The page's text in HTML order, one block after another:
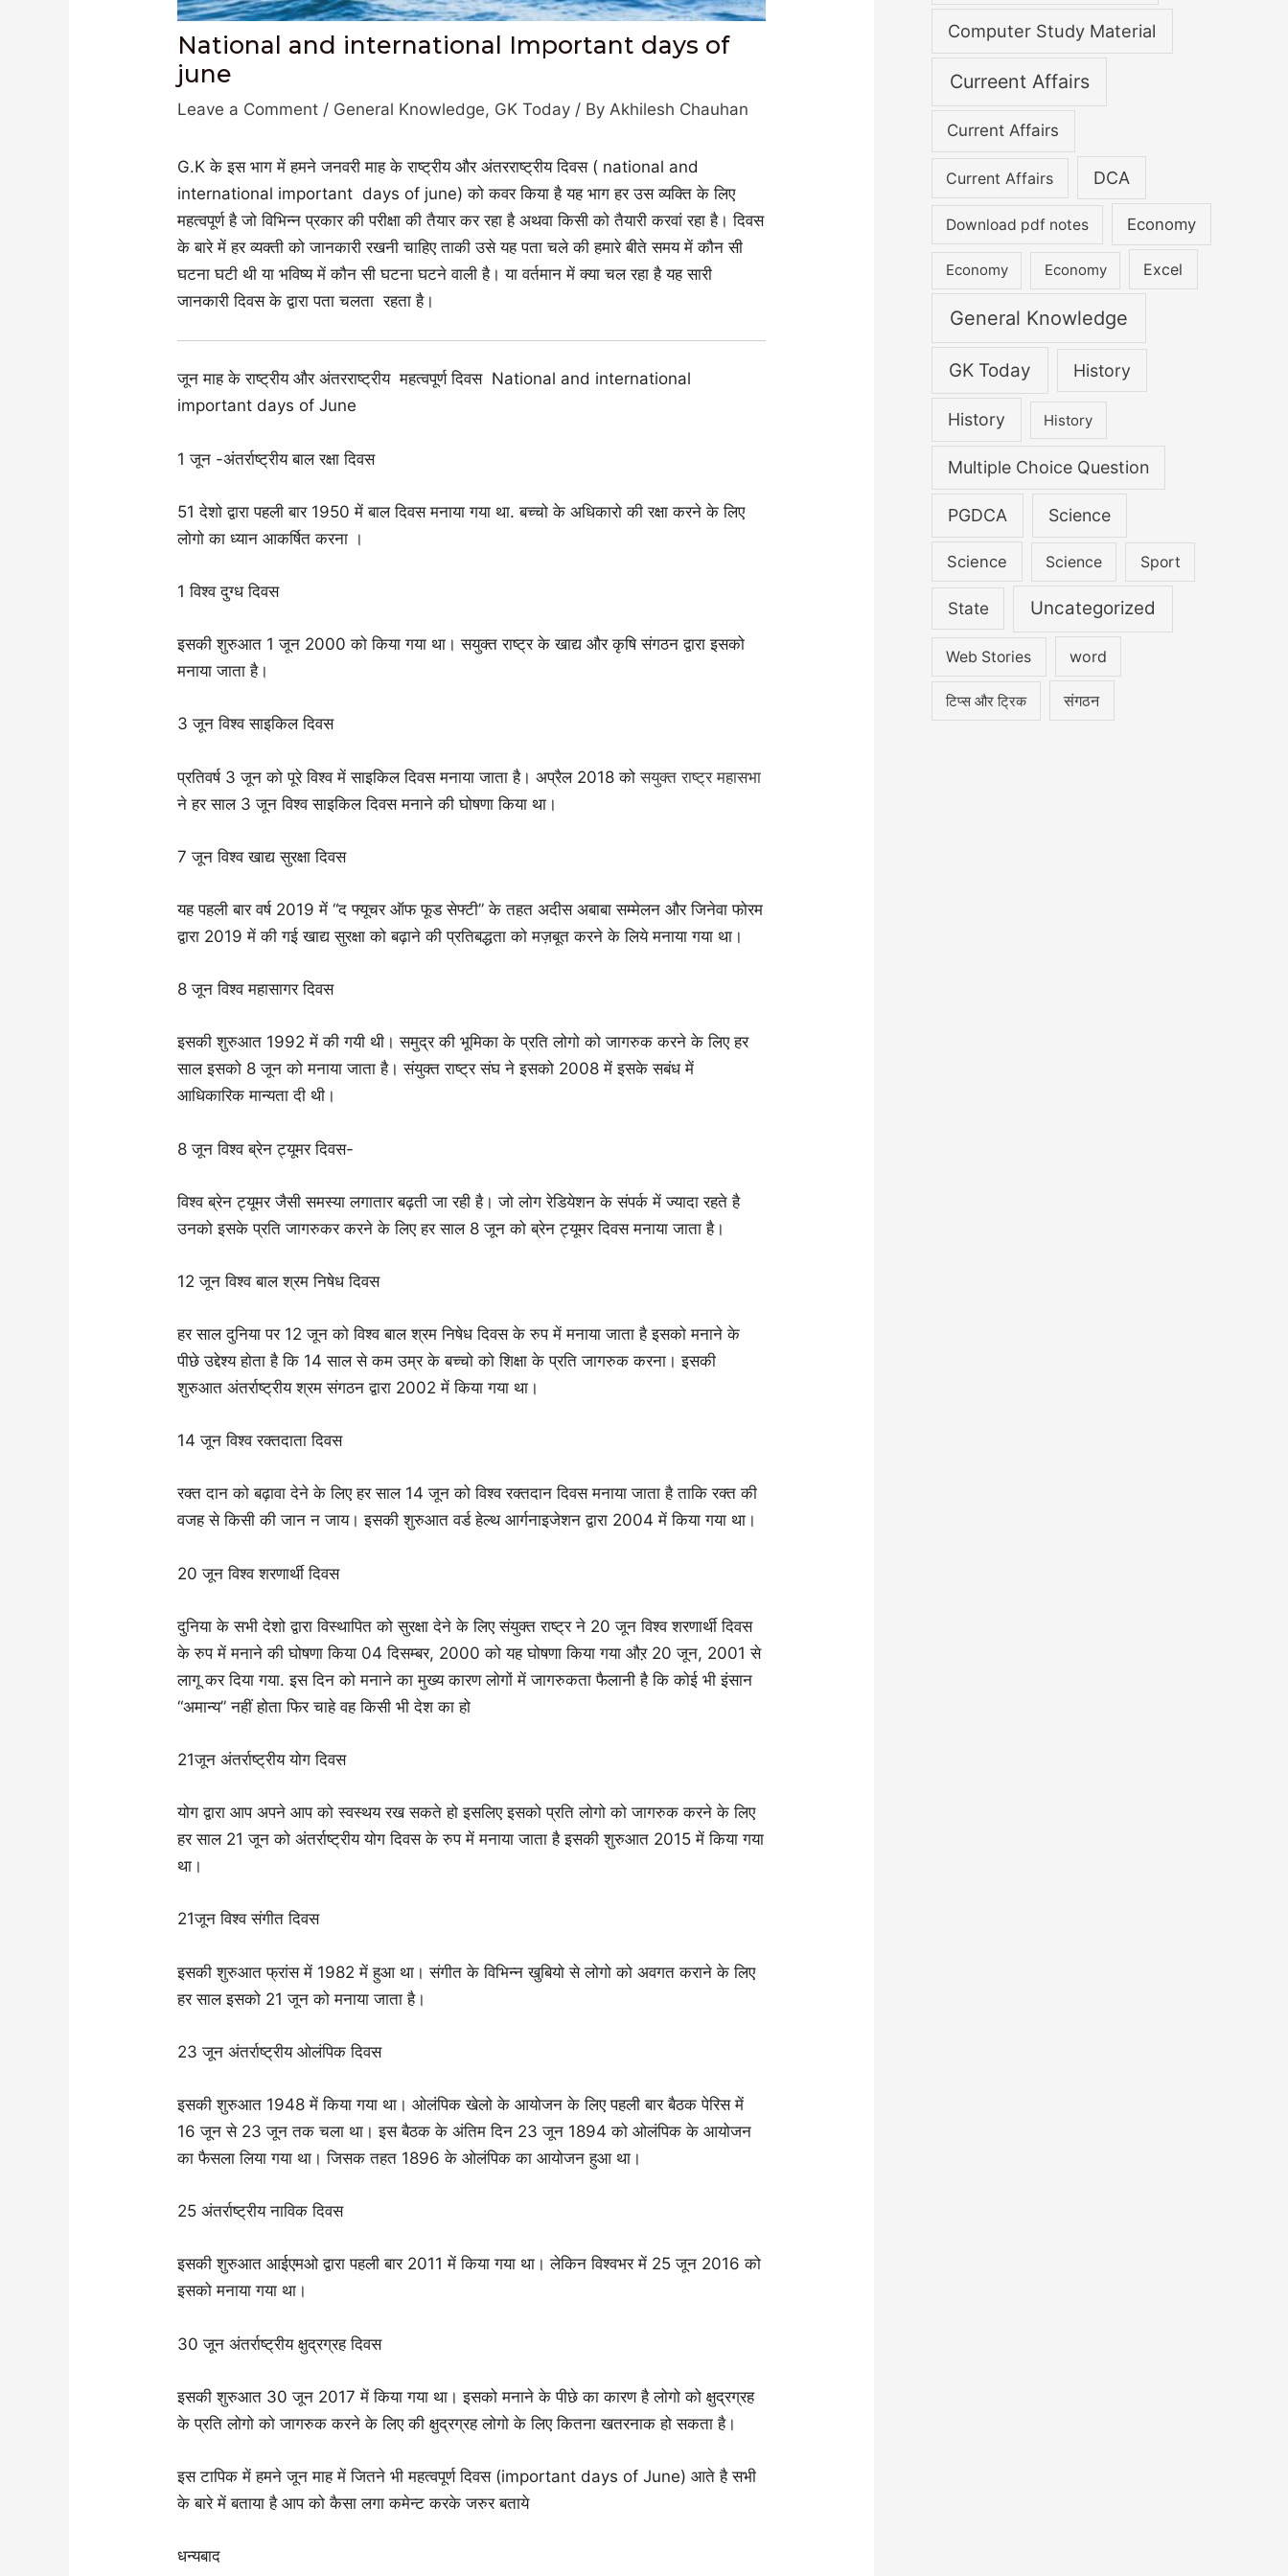
National and international Important days of
june
Leave a Comment / General Knowledge, GK Today / By Akhilesh Chauhan
G.K के इस भाग में हमने जनवरी माह के राष्ट्रीय और अंतरराष्ट्रीय दिवस ( national and
international important days of june) को कवर किया है यह भाग हर उस व्यक्ति के लिए
महत्वपूर्ण है जो विभिन्न प्रकार की परीक्षा की तैयार कर रहा है अथवा किसी को तैयारी करवां रहा है। दिवस
के बारे में हर व्यक्ती को जानकारी रखनी चाहिए ताकी उसे यह पता चले की हमारे बीते समय में कौन सी
घटना घटी थी या भविष्य में कौन सी घटना घटने वाली है। या वर्तमान में क्या चल रहा है यह सारी
जानकारी दिवस के द्वारा पता चलता रहता है।
जून माह के राष्ट्रीय और अंतरराष्ट्रीय महत्वपूर्ण दिवस National and international
important days of June
1 जून -अंतर्राष्ट्रीय बाल रक्षा दिवस
51 देशो द्वारा पहली बार 1950 में बाल दिवस मनाया गया था. बच्चो के अधिकारो की रक्षा करने के लिए
लोगो का ध्यान आकर्षित करना ।
1 विश्व दुग्ध दिवस
इसकी शुरुआत 1 जून 2000 को किया गया था। सयुक्त राष्ट्र के खाद्य और कृषि संगठन द्वारा इसको
मनाया जाता है।
3 जून विश्व साइकिल दिवस
प्रतिवर्ष 3 जून को पूरे विश्व में साइकिल दिवस मनाया जाता है। अप्रैल 2018 कोसयुक्त राष्ट्र महासभा
ने हर साल 3 जून विश्व साइकिल दिवस मनाने की घोषणा किया था।
7 जून विश्व खाद्य सुरक्षा दिवस
यह पहली बार वर्ष 2019 में “द फ्यूचर ऑफ फूड सेफ्टी” के तहत अदीस अबाबा सम्मेलन और जिनेवा फोरम
द्वारा 2019 में की गई खाद्य सुरक्षा को बढ़ाने की प्रतिबद्धता को मज़बूत करने के लिये मनाया गया था।
8 जून विश्व महासागर दिवस
इसकी शुरुआत 1992 में की गयी थी। समुद्र की भूमिका के प्रति लोगो को जागरुक करने के लिए हर
साल इसको 8 जून को मनाया जाता है। संयुक्त राष्ट्र संघ ने इसको 2008 में इसके सबंध में
आधिकारिक मान्यता दी थी।
8 जून विश्व ब्रेन ट्यूमर दिवस-
विश्व ब्रेन ट्यूमर जैसी समस्या लगातार बढ़ती जा रही है। जो लोग रेडियेशन के संपर्क में ज्यादा रहते है
उनको इसके प्रति जागरुकर करने के लिए हर साल 8 जून को ब्रेन ट्यूमर दिवस मनाया जाता है।
12 जून विश्व बाल श्रम निषेध दिवस
हर साल दुनिया पर 12 जून को विश्व बाल श्रम निषेध दिवस के रुप में मनाया जाता है इसको मनाने के
पीछे उद्देश्य होता है कि 14 साल से कम उम्र के बच्चो को शिक्षा के प्रति जागरुक करना। इसकी
शुरुआत अंतर्राष्ट्रीय श्रम संगठन द्वारा 2002 में किया गया था।
14 जून विश्व रक्तदाता दिवस
रक्त दान को बढ़ावा देने के लिए हर साल 14 जून को विश्व रक्तदान दिवस मनाया जाता है ताकि रक्त की
वजह से किसी की जान न जाय। इसकी शुरुआत वर्ड हेल्थ आर्गनाइजेशन द्वारा 2004 में किया गया था।
20 जून विश्व शरणार्थी दिवस
दुनिया के सभी देशो द्वारा विस्थापित को सुरक्षा देने के लिए संयुक्त राष्ट्र ने 20 जून विश्व शरणार्थी दिवस
के रुप में मनाने की घोषणा किया 04 दिसम्बर, 2000 को यह घोषणा किया गया औऱ 20 जून, 2001 से
लागू कर दिया गया. इस दिन को मनाने का मुख्य कारण लोगों में जागरुकता फैलानी है कि कोई भी इंसान
“अमान्य” नहीं होता फिर चाहे वह किसी भी देश का हो
21जून अंतर्राष्ट्रीय योग दिवस
योग द्वारा आप अपने आप को स्वस्थय रख सकते हो इसलिए इसको प्रति लोगो को जागरुक करने के लिए
हर साल 21 जून को अंतर्राष्ट्रीय योग दिवस के रुप में मनाया जाता है इसकी शुरुआत 2015 में किया गया
था।
21जून विश्व संगीत दिवस
इसकी शुरुआत फ्रांस में 1982 में हुआ था। संगीत के विभिन्न खुबियो से लोगो को अवगत कराने के लिए
हर साल इसको 21 जून को मनाया जाता है।
23 जून अंतर्राष्ट्रीय ओलंपिक दिवस
इसकी शुरुआत 1948 में किया गया था। ओलंपिक खेलो के आयोजन के लिए पहली बार बैठक पेरिस में
16 जून से 23 जून तक चला था। इस बैठक के अंतिम दिन 23 जून 1894 को ओलंपिक के आयोजन
का फैसला लिया गया था। जिसक तहत 1896 के ओलंपिक का आयोजन हुआ था।
25 अंतर्राष्ट्रीय नाविक दिवस
इसकी शुरुआत आईएमओ द्वारा पहली बार 2011 में किया गया था। लेकिन विश्वभर में 25 जून 2016 को
इसको मनाया गया था।
30 जून अंतर्राष्ट्रीय क्षुद्रग्रह दिवस
इसकी शुरुआत 30 जून 2017 में किया गया था। इसको मनाने के पीछे का कारण है लोगो को क्षुद्रग्रह
के प्रति लोगो को जागरुक करने के लिए की क्षुद्रग्रह लोगो के लिए कितना खतरनाक हो सकता है।
इस टापिक में हमने जून माह में जितने भी महत्वपूर्ण दिवस (important days of June) आते है सभी
के बारे में बताया है आप को कैसा लगा कमेन्ट करके जरुर बताये
धन्यबाद
Computer Study Material
Curreent Affairs
Current Affairs
Current Affairs DCA
Download pdf notes Economy
Economy Economy Excel
General Knowledge
GK Today History
History History
Multiple Choice Question
PGDCA Science
Science Science Sport
State Uncategorized
Web Stories word
टिप्स और ट्रिक संगठन